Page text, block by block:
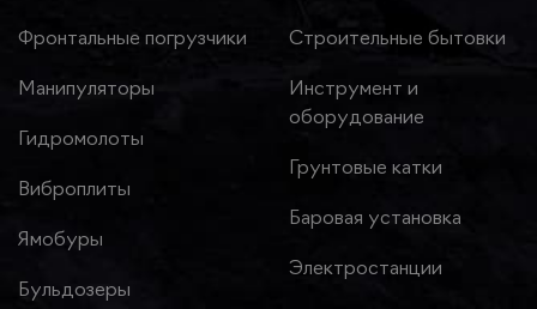
Фронтальные погрузчики
Манипуляторы
Гидромолоты
Виброплиты
Ямобуры
Бульдозеры
Строительные бытовки
Инструмент и
оборудование
Грунтовые катки
Баровая установка
Электростанции